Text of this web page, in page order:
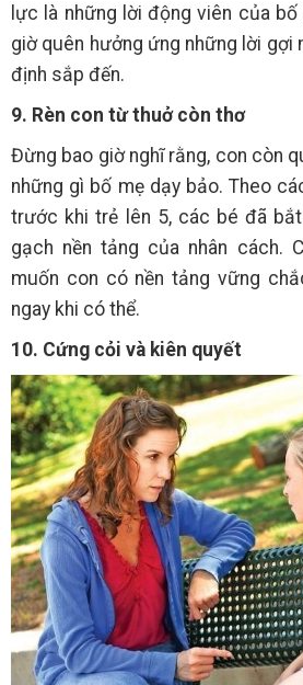
lực là những lời động viên của
giờ quên hưởng ứng những lời gợi
định sắp đến.
9. Rèn con từ thuở còn thơ
Đừng bao giờ nghĩ rằng, con còn
những gì bố mẹ dạy bảo. Theo
trước khi trẻ lên 5, các bé đã
gạch nền tảng của nhân cách.
muốn con có nền tảng vững
ngay khi có thể.
10. Cứng cỏi và kiên quyết